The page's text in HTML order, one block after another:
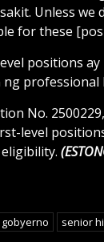
Unless
for these
positions
professional
No.
level
gobyerno senior